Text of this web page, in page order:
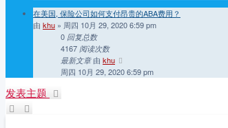
在美国, 保险公司如何支付昂贵的ABA费用？
由 khu » 周四 10月 29, 2020 6:59 pm
0 回复总数
4167 阅读次数
最新文章 由 khu
周四 10月 29, 2020 6:59 pm
发表主题